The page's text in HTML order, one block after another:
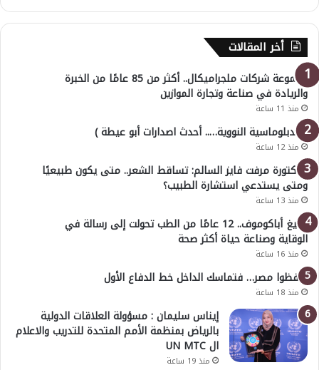
أخر المقالات
مجموعة شركات ملجراميكال.. أكثر من 85 عامًا من الخبرة
والريادة في صناعة وتجارة الموازين
منذ 11 ساعة
( الدبلوماسية النووية….. أحدث اصدارات أبو عيطة )
منذ 12 ساعة
الدكتورة مرفت فايز السالم: تساقط الشعر.. متى يكون طبيعيًا
ومتى يستدعي استشارة الطبيب؟
منذ 13 ساعة
أوليغ أباكوموف.. 12 عامًا من الطب تحولت إلى رسالة في
الوقاية وصناعة حياة أكثر صحة
منذ 16 ساعة
احفظوا مصر… فتماسك الداخل خط الدفاع الأول
منذ 18 ساعة
إيناس سليمان : مسؤولة العلاقات الدولية
بالرياض بمنظمة الأمم المتحدة للتدريب والاعلام
ال UN MTC
منذ 19 ساعة